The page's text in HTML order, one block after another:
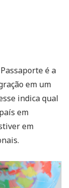
é a
em um
indica qual
em
em